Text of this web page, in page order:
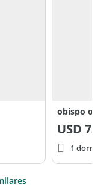
obispo
USD
1